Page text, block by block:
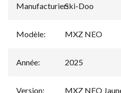
Manufacturier:
Ski-Doo
Modèle: MXZ NEO
Année: 2025
Version:
MXZ NEO